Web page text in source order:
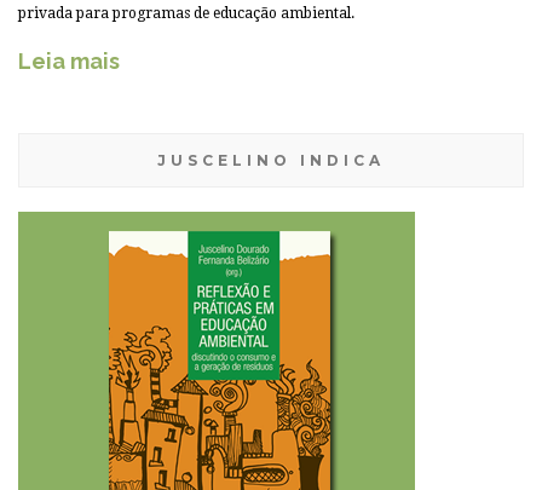
privada para programas de educação ambiental.
Leia mais
JUSCELINO INDICA